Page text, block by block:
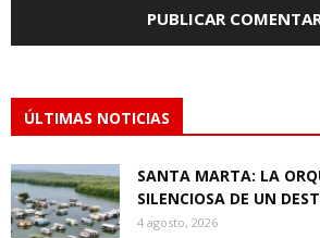
ÚLTIMAS NOTICIAS
SANTA MARTA: LA
SILENCIOSA DE UN
4 agosto, 2026